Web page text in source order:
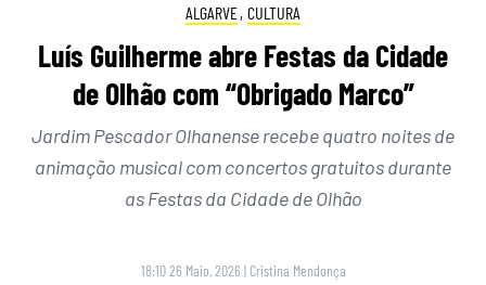
ALGARVE, CULTURA
Luís Guilherme abre Festas da Cidade
de Olhão com “Obrigado Marco”
Jardim Pescador Olhanense recebe quatro noites de
animação musical com concertos gratuitos durante
as Festas da Cidade de Olhão
18:10 26 Maio, 2026 | Cristina Mendonça